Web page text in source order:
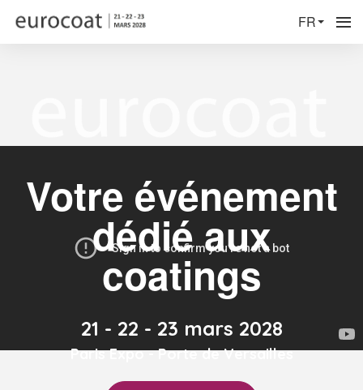
FR
Votre événement
dédié aux
coatings
21 - 22 - 23 mars 2028
Paris Expo - Porte de Versailles